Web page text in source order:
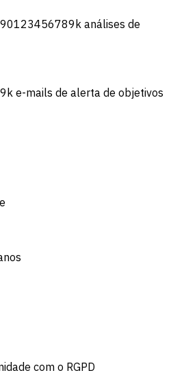
90123456789 k análises de
9 k e-mails de alerta de objetivos
com o RGPD